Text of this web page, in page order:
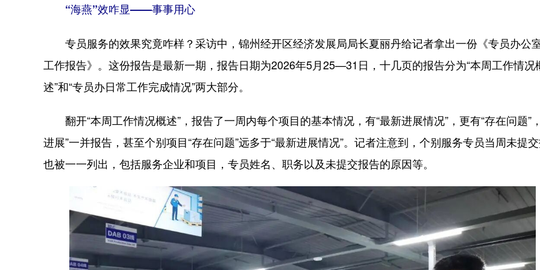
“海燕”效咋显——事事用心
专员服务的效果究竟咋样？采访中，锦州经开区经济发展局局长夏丽丹给记者拿出一份《专员办公
工作报告》。这份报告是最新一期，报告日期为2026年5月25—31日，十几页的报告分为“本周工作情况
述”和“专员办日常工作完成情况”两大部分。
翻开“本周工作情况概述”，报告了一周内每个项目的基本情况，有“最新进展情况”，更有“存在问题”
进展”一并报告，甚至个别项目“存在问题”远多于“最新进展情况”。记者注意到，个别服务专员当周未提
也被一一列出，包括服务企业和项目，专员姓名、职务以及未提交报告的原因等。